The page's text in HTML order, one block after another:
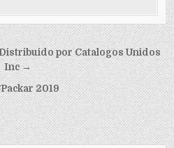
por Catalogos Unidos
Inc →
2019